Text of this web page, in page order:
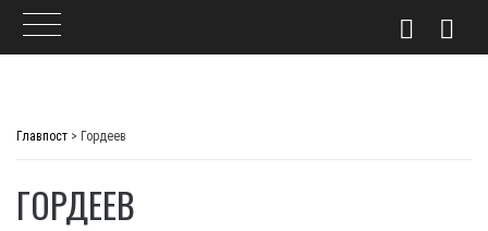
Главпост > Гордеев
ГОРДЕЕВ